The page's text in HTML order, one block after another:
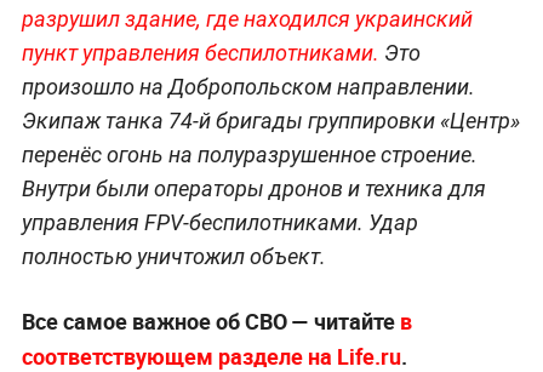
разрушил здание, где находился украинский
пункт управления беспилотниками. Это
произошло на Добропольском направлении.
Экипаж танка 74-й бригады группировки «Центр»
перенёс огонь на полуразрушенное строение.
Внутри были операторы дронов и техника для
управления FPV-беспилотниками. Удар
полностью уничтожил объект.
Все самое важное об СВО — читайте в
соответствующем разделе на Life.ru.